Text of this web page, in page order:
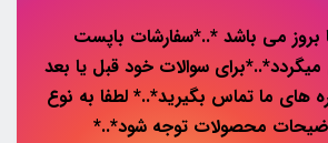
می باشد *..*سفارشات باپست
میگردد*..*برای سوالات خود قبل یا بعد
های ما تماس بگیرید*..* لطفا به نوع
محصولات توجه شود*..*